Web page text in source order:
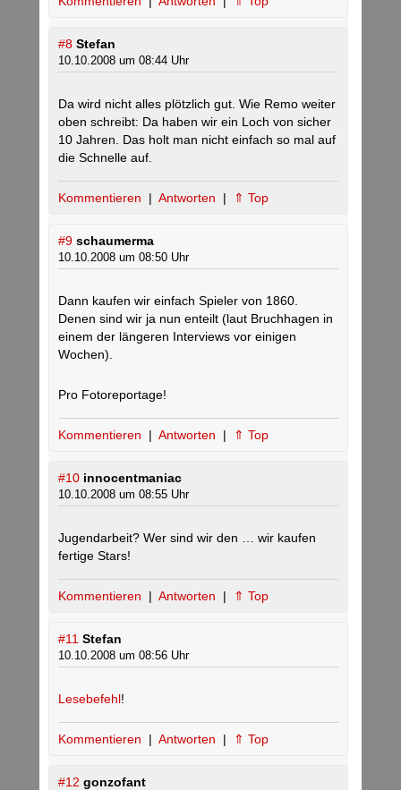
#8 Stefan
10.10.2008 um 08:44 Uhr
Da wird nicht alles plötzlich gut. Wie Remo weiter
oben schreibt: Da haben wir ein Loch von sicher
10 Jahren. Das holt man nicht einfach so mal auf
die Schnelle auf.
Kommentieren | Antworten | ⇑ Top
#9 schaumerma
10.10.2008 um 08:50 Uhr
Dann kaufen wir einfach Spieler von 1860.
Denen sind wir ja nun enteilt (laut Bruchhagen in
einem der längeren Interviews vor einigen
Wochen).
Pro Fotoreportage!
Kommentieren | Antworten | ⇑ Top
#10 innocentmaniac
10.10.2008 um 08:55 Uhr
Jugendarbeit? Wer sind wir den … wir kaufen
fertige Stars!
Kommentieren | Antworten | ⇑ Top
#11 Stefan
10.10.2008 um 08:56 Uhr
Lesebefehl!
Kommentieren | Antworten | ⇑ Top
#12 gonzofant